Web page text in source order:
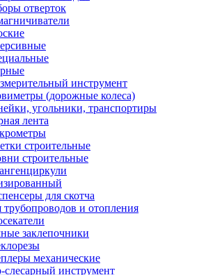
отверток
инструмент
(дорожные колеса)
угольники, транспортиры
лента
строительные
строительные
для скотча
трубопроводов и отопления
заклепочники
механические
слесарный инструмент